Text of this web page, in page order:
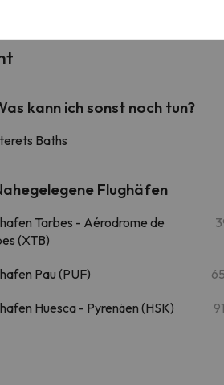
kann ich sonst noch tun?
Baths
Flughäfen
Tarbes - Aérodrome de
(XTB)
Pau (PUF)
Huesca - Pyrenäen (HSK)